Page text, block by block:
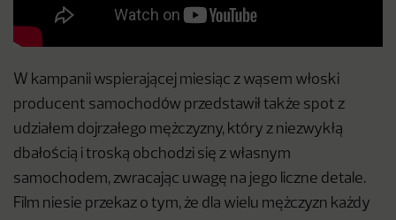
W kampanii wspierającej miesiąc z wąsem włoski
producent samochodów przedstawił także spot z
udziałem dojrzałego mężczyzny, który z niezwykłą
dbałością i troską obchodzi się z własnym
samochodem, zwracając uwagę na jego liczne detale.
Film niesie przekaz o tym, że dla wielu mężczyzn każdy